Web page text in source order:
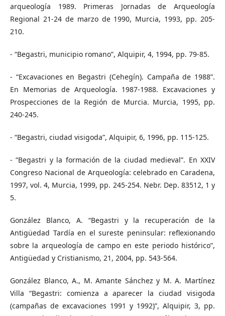
arqueología 1989. Primeras Jornadas de Arqueología
Regional 21-24 de marzo de 1990, Murcia, 1993, pp. 205-
210.
- “Begastri, municipio romano”, Alquipir, 4, 1994, pp. 79-85.
- “Excavaciones en Begastri (Cehegín). Campaña de 1988”.
En Memorias de Arqueología. 1987-1988. Excavaciones y
Prospecciones de la Región de Murcia. Murcia, 1995, pp.
240-245.
- “Begastri, ciudad visigoda”, Alquipir, 6, 1996, pp. 115-125.
- “Begastri y la formación de la ciudad medieval”. En XXIV
Congreso Nacional de Arqueología: celebrado en Caradena,
1997, vol. 4, Murcia, 1999, pp. 245-254. Nebr. Dep. 83512, 1 y
5.
González Blanco, A. “Begastri y la recuperación de la
Antigüedad Tardía en el sureste peninsular: reflexionando
sobre la arqueología de campo en este periodo histórico”,
Antigüedad y Cristianismo, 21, 2004, pp. 543-564.
González Blanco, A., M. Amante Sánchez y M. A. Martínez
Villa “Begastri: comienza a aparecer la ciudad visigoda
(campañas de excavaciones 1991 y 1992)”, Alquipir, 3, pp.